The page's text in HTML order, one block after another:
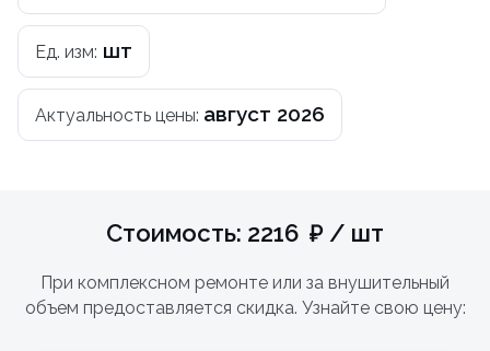
Ед. изм: шт
Актуальность цены: август 2026
Стоимость: 2216 ₽ / шт
При комплексном ремонте или за внушительный
объем предоставляется скидка. Узнайте свою цену: